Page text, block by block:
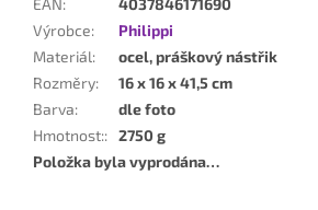
EAN:
4037846171690
Výrobce:
Philippi
Materiál:
ocel, práškový nástřik
Rozměry:
16 x 16 x 41,5 cm
Barva:
dle foto
Hmotnost:: 2750 g
Položka byla vyprodána…